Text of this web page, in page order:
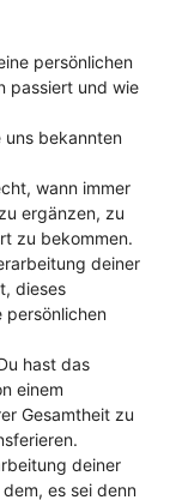
persönlichen
passiert und wie
uns bekannten
wann immer
ergänzen, zu
zu bekommen.
deiner
dieses
persönlichen
hast das
einem
Gesamtheit zu
deiner
es sei denn